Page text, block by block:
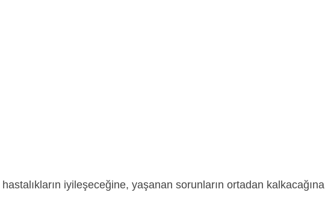
hastalıkların iyileşeceğine, yaşanan sorunların ortadan kalkacağına